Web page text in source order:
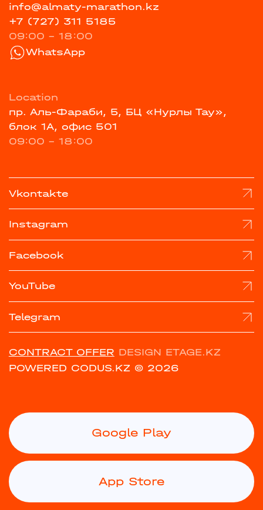
info@almaty-marathon.kz
+7 (727) 311 5185
09:00 - 18:00
WhatsApp
Location
пр. Аль-Фараби, 5, БЦ «Нурлы Тау»,
блок 1А, офис 501
09:00 - 18:00
Vkontakte
Instagram
Facebook
YouTube
Telegram
CONTRACT OFFER DESIGN ETAGE.KZ
POWERED CODUS.KZ © 2026
Google Play
App Store